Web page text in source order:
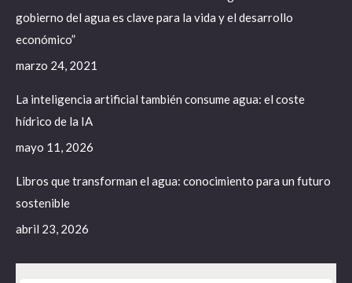
gobierno del agua es clave para la vida y el desarrollo
económico”
marzo 24, 2021
La inteligencia artificial también consume agua: el coste
hídrico de la IA
mayo 11, 2026
Libros que transforman el agua: conocimiento para un futuro
sostenible
abril 23, 2026